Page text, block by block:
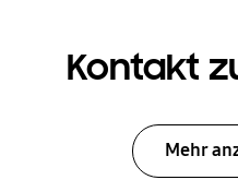
Kontakt
Mehr